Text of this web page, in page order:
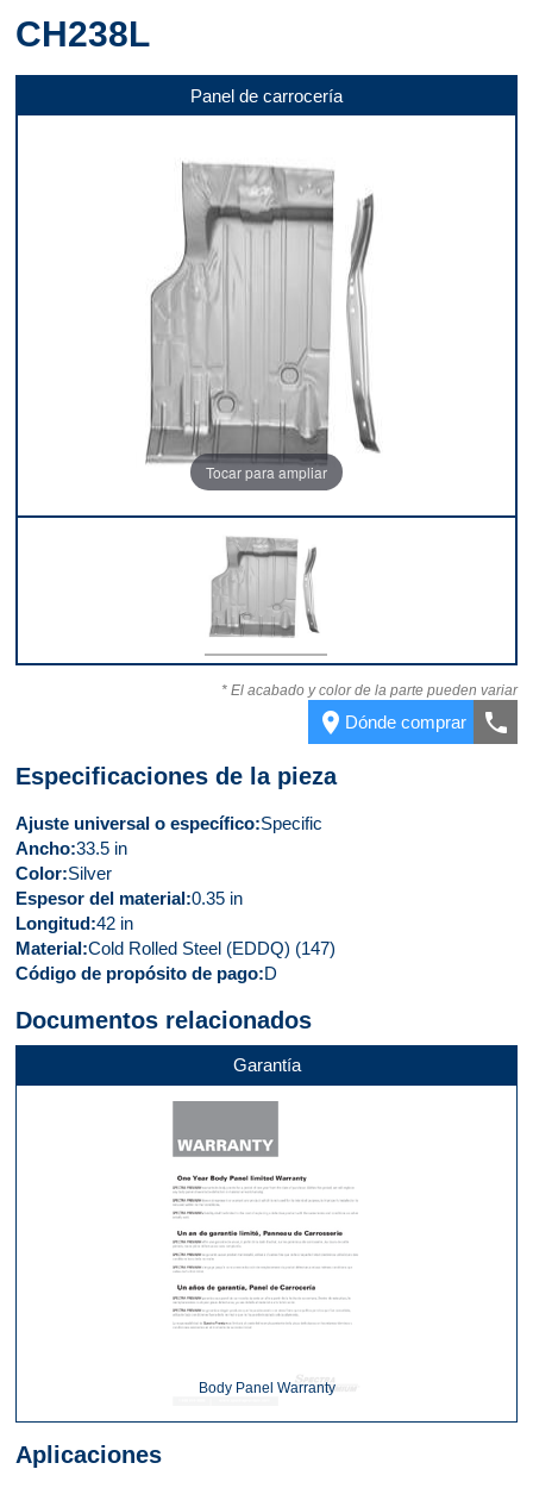
CH238L
Panel de carrocería
Tocar para ampliar
Parte delantera
* El acabado y color de la parte pueden variar
place Dónde comprar call
Especificaciones de la pieza
Ajuste universal o específico Specific
Ancho 33.5 in
Color Silver
Espesor del material 0.35 in
Longitud 42 in
Material Cold Rolled Steel (EDDQ) (147)
Código de propósito de pago D
Documentos relacionados
Garantía
Body Panel Warranty
Aplicaciones